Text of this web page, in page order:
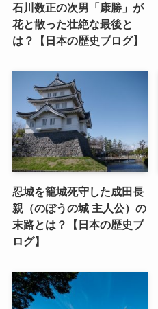
石川数正の次男「康勝」が
花と散った壮絶な最後と
は？【日本の歴史ブログ】
忍城を籠城死守した成田長
親（のぼうの城 主人公）の
末路とは？【日本の歴史ブ
ログ】